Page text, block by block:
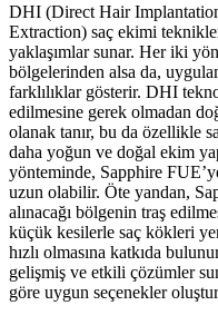
DHI (Direct Hair
Extraction) saç ekimi
yaklaşımlar sunar. Her iki
bölgelerinden alsa da,
farklılıklar gösterir. DHI
edilmesine gerek olmadan
olanak tanır, bu da özellikle
daha yoğun ve doğal ekim
yönteminde, Sapphire
uzun olabilir. Öte yandan,
alınacağı bölgenin traş
küçük kesilerle saç kökleri
hızlı olmasına katkıda
gelişmiş ve etkili çözümler
göre uygun seçenekler